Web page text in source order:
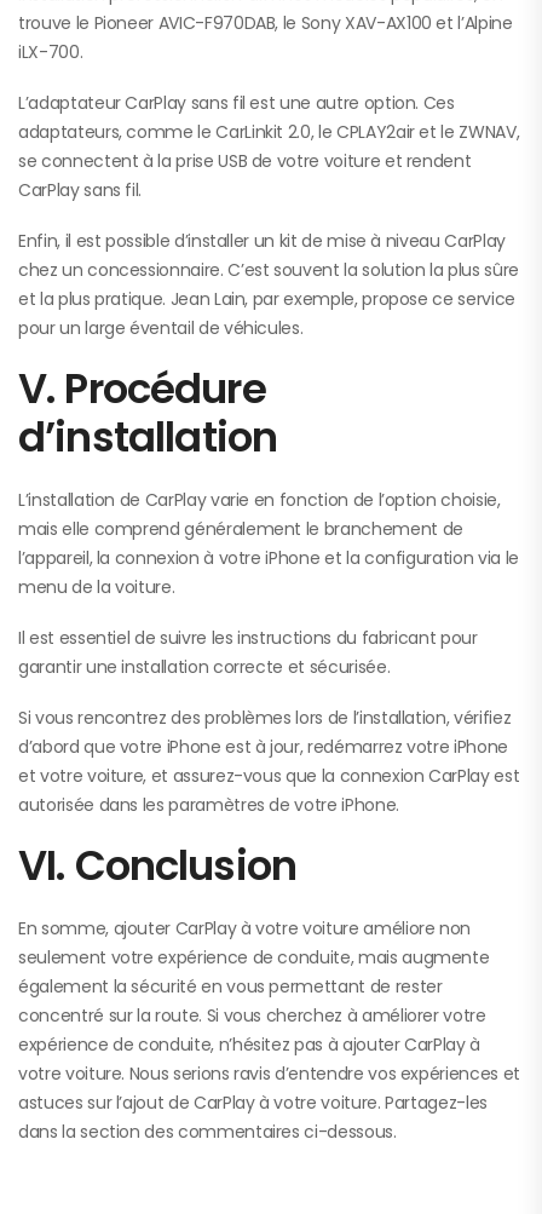
trouve le Pioneer AVIC-F970DAB, le Sony XAV-AX100 et l’Alpine
iLX-700.
L’adaptateur CarPlay sans fil est une autre option. Ces
adaptateurs, comme le CarLinkit 2.0, le CPLAY2air et le ZWNAV,
se connectent à la prise USB de votre voiture et rendent
CarPlay sans fil.
Enfin, il est possible d’installer un kit de mise à niveau CarPlay
chez un concessionnaire. C’est souvent la solution la plus sûre
et la plus pratique. Jean Lain, par exemple, propose ce service
pour un large éventail de véhicules.
V. Procédure
d’installation
L’installation de CarPlay varie en fonction de l’option choisie,
mais elle comprend généralement le branchement de
l’appareil, la connexion à votre iPhone et la configuration via le
menu de la voiture.
Il est essentiel de suivre les instructions du fabricant pour
garantir une installation correcte et sécurisée.
Si vous rencontrez des problèmes lors de l’installation, vérifiez
d’abord que votre iPhone est à jour, redémarrez votre iPhone
et votre voiture, et assurez-vous que la connexion CarPlay est
autorisée dans les paramètres de votre iPhone.
VI. Conclusion
En somme, ajouter CarPlay à votre voiture améliore non
seulement votre expérience de conduite, mais augmente
également la sécurité en vous permettant de rester
concentré sur la route. Si vous cherchez à améliorer votre
expérience de conduite, n’hésitez pas à ajouter CarPlay à
votre voiture. Nous serions ravis d’entendre vos expériences et
astuces sur l’ajout de CarPlay à votre voiture. Partagez-les
dans la section des commentaires ci-dessous.